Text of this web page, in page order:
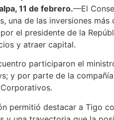
11 de febrero.—El
una de las inversiones
el presidente de la
y atraer capital.
participaron el
y por parte de la
permitió destacar a Tigo